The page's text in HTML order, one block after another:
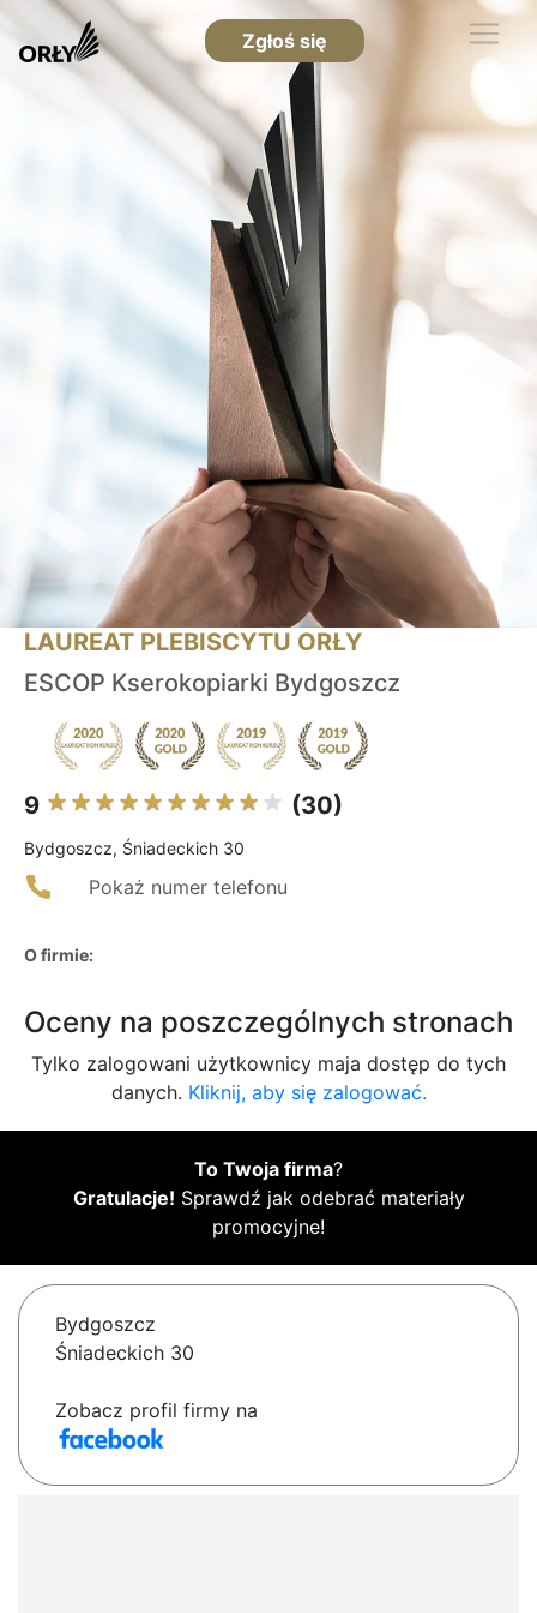
Zgłoś się
LAUREAT PLEBISCYTU ORŁY
ESCOP Kserokopiarki Bydgoszcz
9 (30)
Bydgoszcz, Śniadeckich 30
Pokaż numer telefonu
O firmie:
Oceny na poszczególnych stronach
Tylko zalogowani użytkownicy maja dostęp do tych
danych. Kliknij, aby się zalogować.
To Twoja firma?
Gratulacje! Sprawdź jak odebrać materiały
promocyjne!
Bydgoszcz
Śniadeckich 30
Zobacz profil firmy na